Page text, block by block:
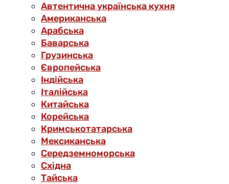
Автентична українська кухня
Американська
Арабська
Баварська
Грузинська
Європейська
Індійська
Італійська
Китайська
Корейська
Кримськотатарська
Мексиканська
Середземноморська
Східна
Тайська